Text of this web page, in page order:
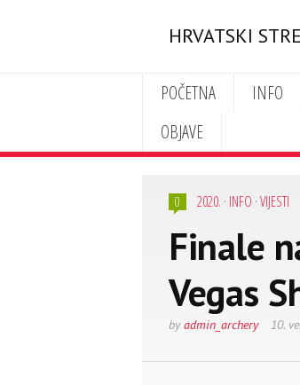
HRVATSKI
POČETNA INFO
OBJAVE
0 2020. · INFO ·VIJESTI
Finale
Vegas
byadmin_archery 10.